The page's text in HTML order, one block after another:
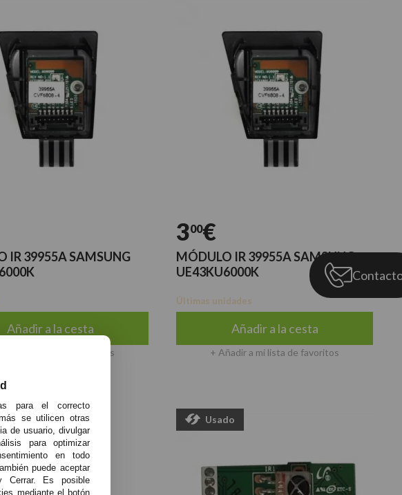
IR 39955A SAMSUNG
Añadir a la cesta
a mi lista de favoritos
300€
MÓDULO IR 39955A SAMSUNG
UE43KU6000K
Últimas unidades
Añadir a la cesta
+ Añadir a mi lista de favoritos
Usado
para el correcto
se utilicen otras
de usuario, divulgar
para optimizar
en todo
puede aceptar
Cerrar. Es posible
mediante el botón